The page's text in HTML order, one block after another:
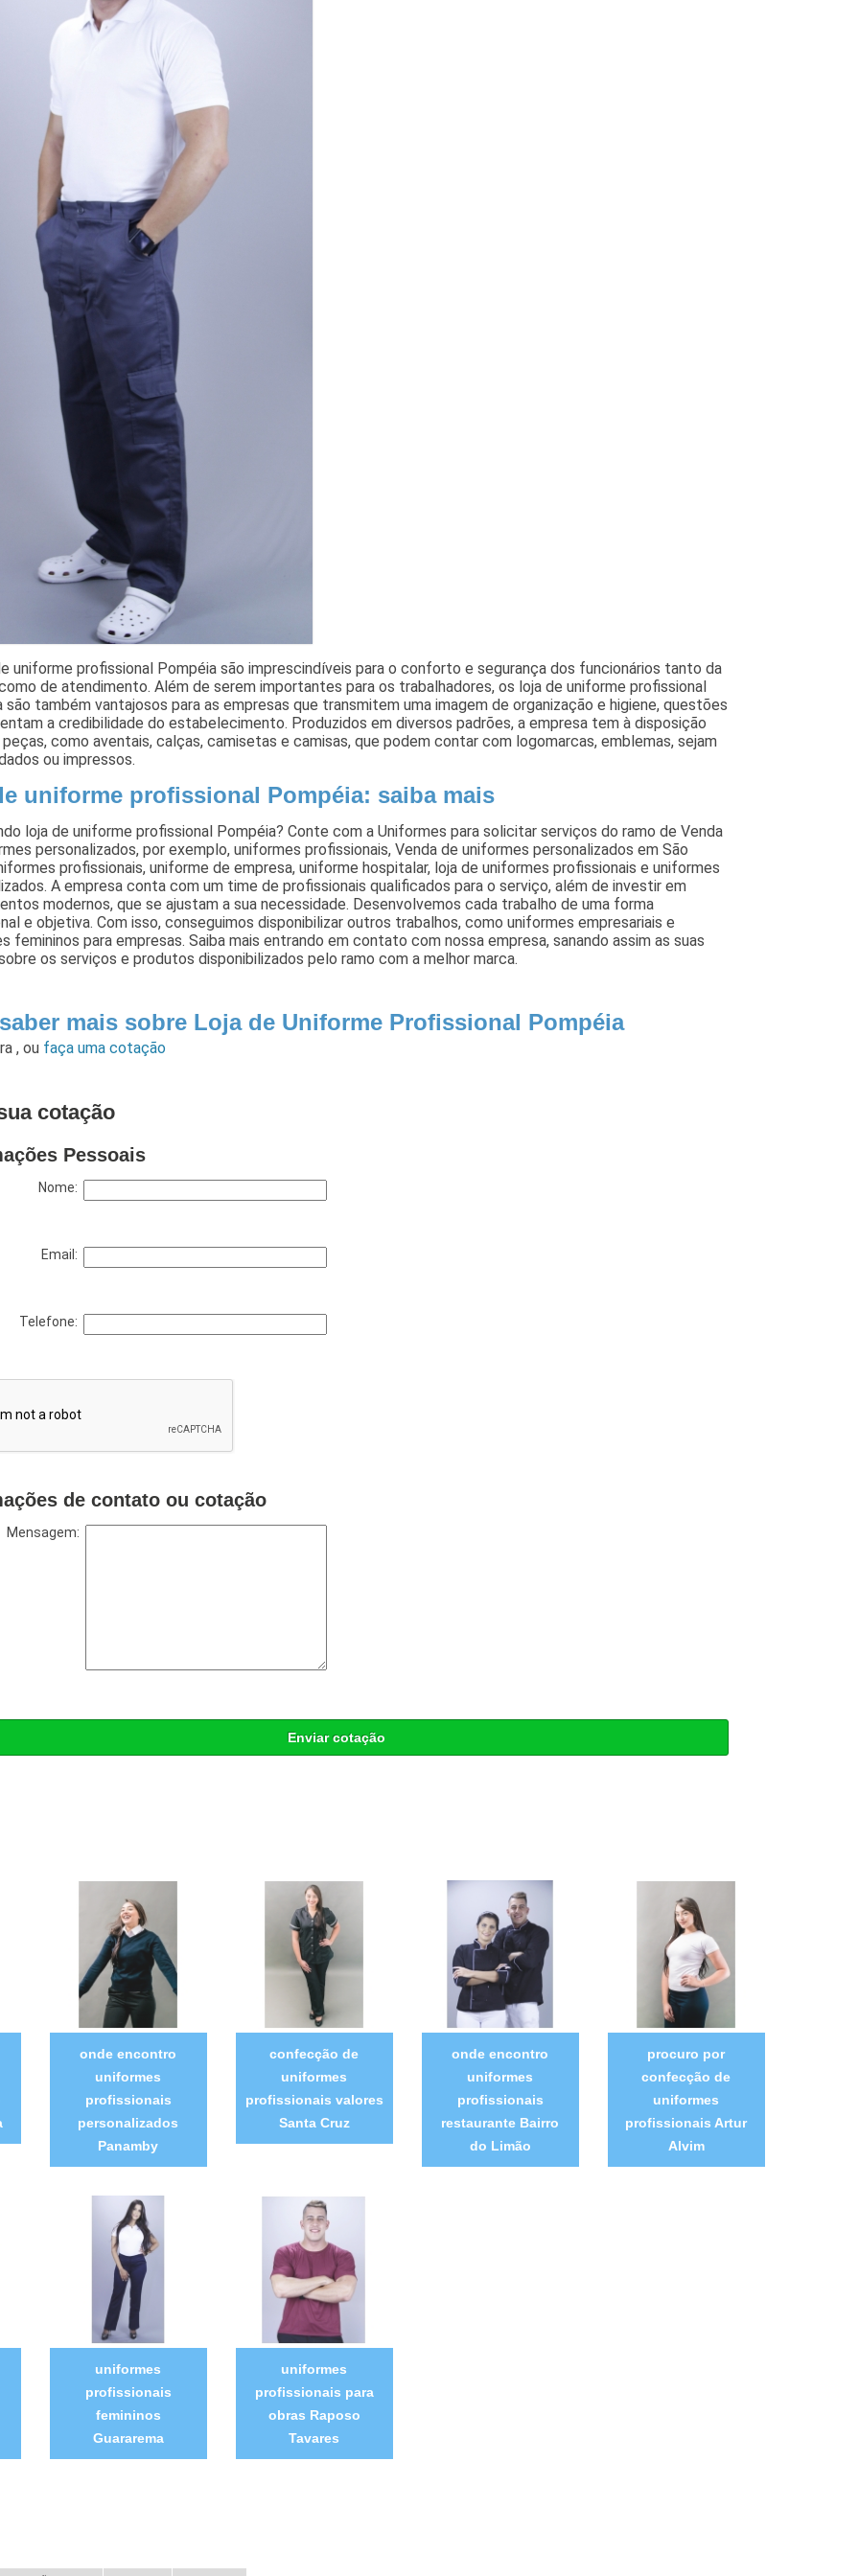
uniforme profissional Pompéia são imprescindíveis para o conforto e segurança dos funcionários tanto da
de atendimento. Além de serem importantes para os trabalhadores, os loja de uniforme profissional
são também vantajosos para as empresas que transmitem uma imagem de organização e higiene, questões
a credibilidade do estabelecimento. Produzidos em diversos padrões, a empresa tem à disposição
como aventais, calças, camisetas e camisas, que podem contar com logomarcas, emblemas, sejam
ou impressos.
uniforme profissional Pompéia: saiba mais
loja de uniforme profissional Pompéia? Conte com a Uniformes para solicitar serviços do ramo de Venda
personalizados, por exemplo, uniformes profissionais, Venda de uniformes personalizados em São
profissionais, uniforme de empresa, uniforme hospitalar, loja de uniformes profissionais e uniformes
A empresa conta com um time de profissionais qualificados para o serviço, além de investir em
modernos, que se ajustam a sua necessidade. Desenvolvemos cada trabalho de uma forma
e objetiva. Com isso, conseguimos disponibilizar outros trabalhos, como uniformes empresariais e
femininos para empresas. Saiba mais entrando em contato com nossa empresa, sanando assim as suas
os serviços e produtos disponibilizados pelo ramo com a melhor marca.
mais sobre Loja de Uniforme Profissional Pompéia
,ou faça uma cotação
cotação
Pessoais
Nome:
Email:
Telefone:
de contato ou cotação
Mensagem:
Enviar cotação
onde encontro
uniformes
profissionais
personalizados
Panamby
confecção de
uniformes
profissionais valores
Santa Cruz
onde encontro
uniformes
profissionais
restaurante Bairro
do Limão
procuro por
confecção de
uniformes
profissionais Artur
Alvim
uniformes
profissionais
femininos
Guararema
uniformes
profissionais para
obras Raposo
Tavares